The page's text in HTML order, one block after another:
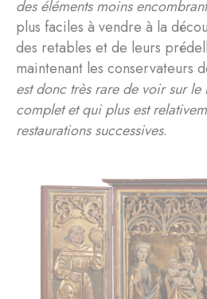
des éléments moins
plus faciles à vendre à la
des retables et de leurs
maintenant les conservateurs
est donc très rare de voir sur le
complet et qui plus est
restaurations successives.